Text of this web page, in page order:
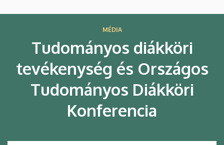
MÉDIA
Tudományos diákköri
tevékenység és Országos
Tudományos Diákköri
Konferencia